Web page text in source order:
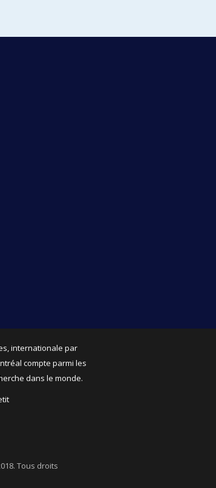
internationale par
compte parmi les
dans le monde.
Tous droits